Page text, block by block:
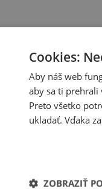
U_HAZART
Cookies:
Aby náš web
aby sa ti prehrali
Preto všetko
ukladať. Vďaka
ZOBRAZIŤ